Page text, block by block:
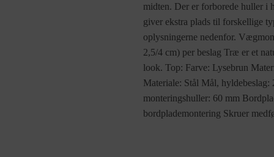
midten. Der er forborede huller i
giver ekstra plads til forskellige
oplysningerne nedenfor.
2,5/4 cm) per beslag Træ er et
look. Top: Farve: Lysebrun
Materiale: Stål Mål,
monteringshuller: 60 mm
bordplademontering Skruer